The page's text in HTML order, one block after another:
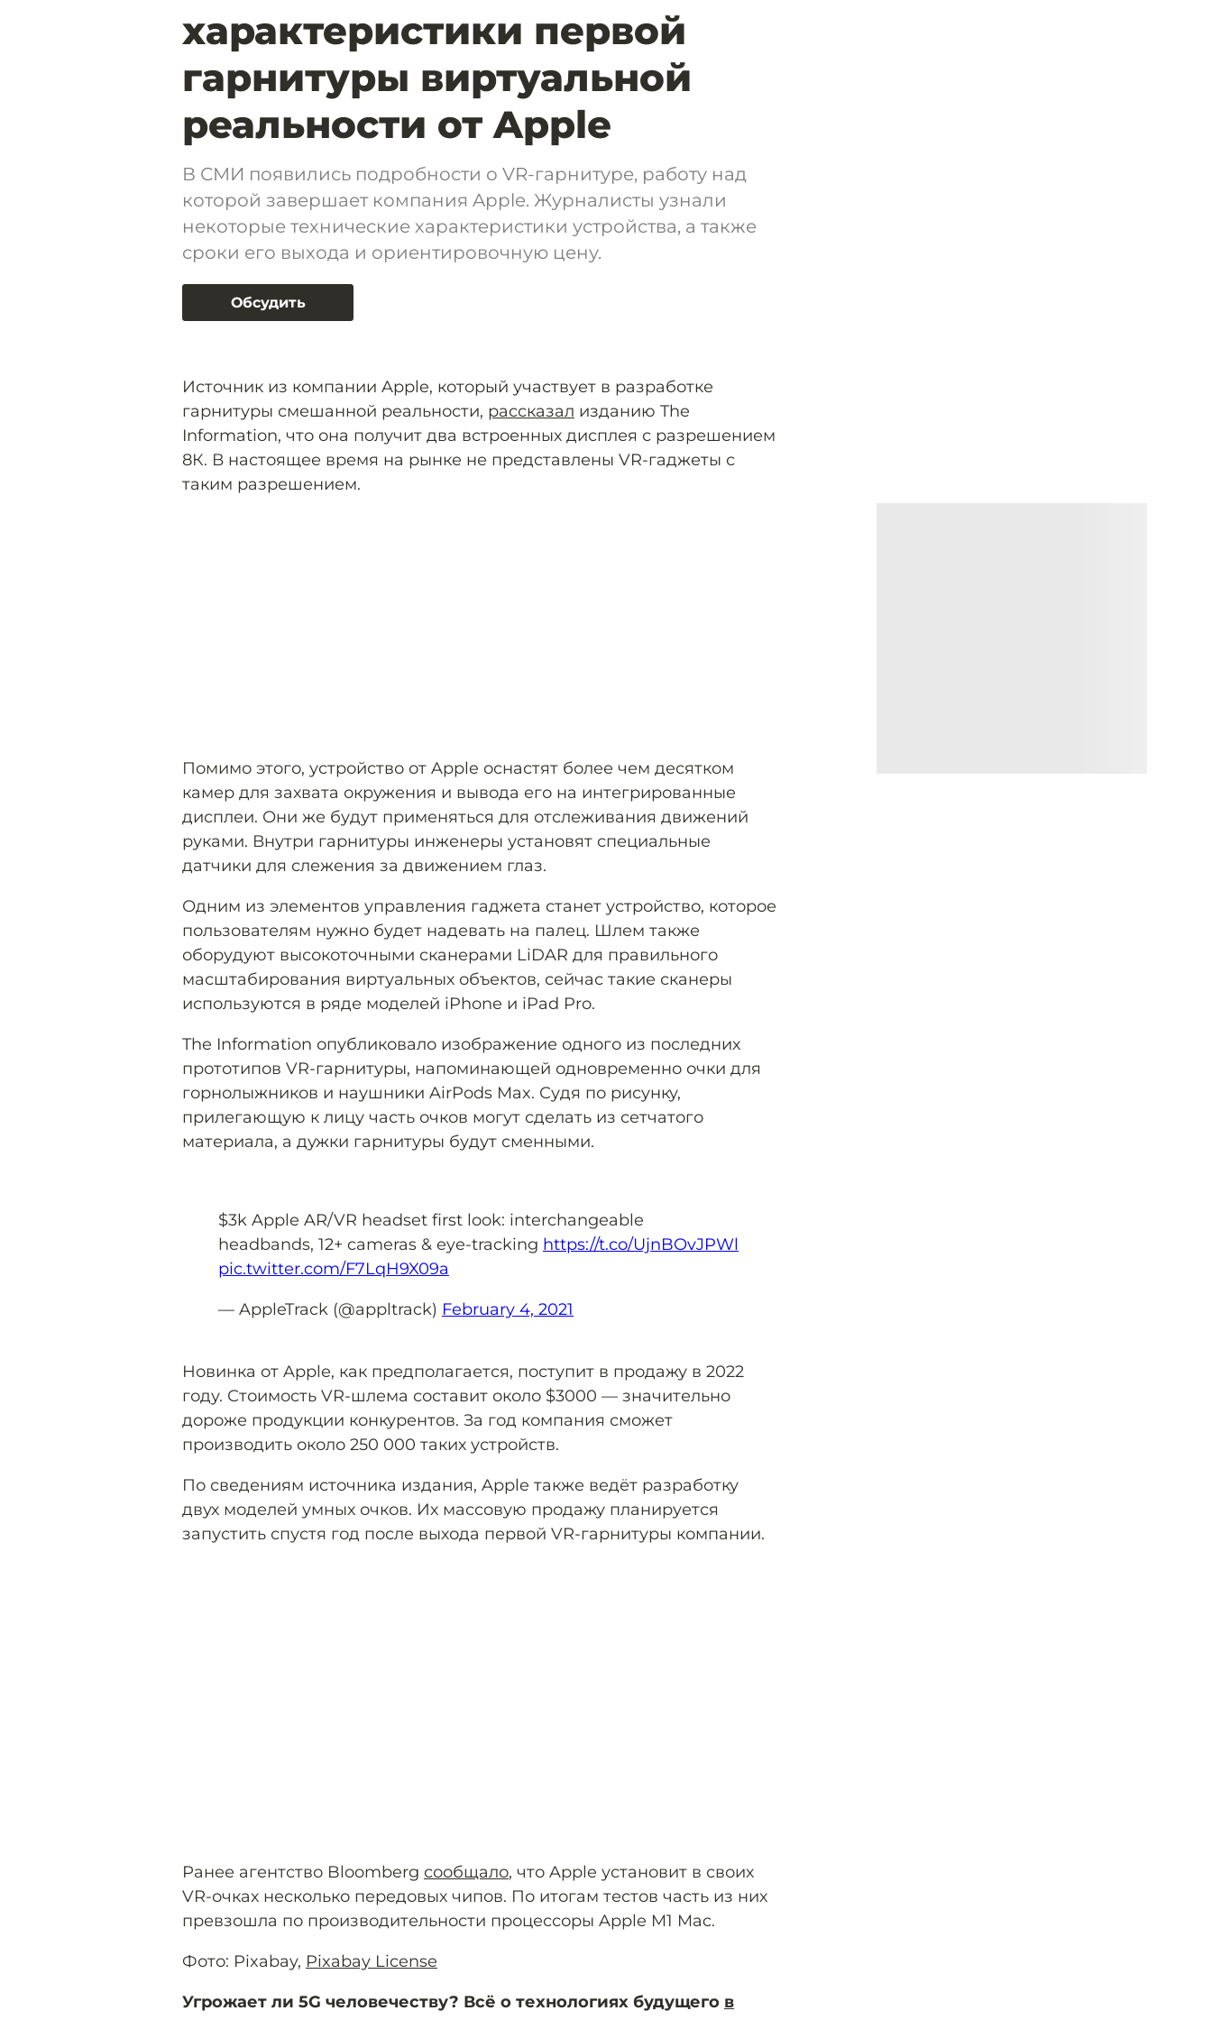
характеристики первой
гарнитуры виртуальной
реальности от Apple
В СМИ появились подробности о VR-гарнитуре, работу над
которой завершает компания Apple. Журналисты узнали
некоторые технические характеристики устройства, а также
сроки его выхода и ориентировочную цену.
Обсудить
Источник из компании Apple, который участвует в разработке
гарнитуры смешанной реальности, рассказал изданию The
Information, что она получит два встроенных дисплея с разрешением
8К. В настоящее время на рынке не представлены VR-гаджеты с
таким разрешением.
Помимо этого, устройство от Apple оснастят более чем десятком
камер для захвата окружения и вывода его на интегрированные
дисплеи. Они же будут применяться для отслеживания движений
руками. Внутри гарнитуры инженеры установят специальные
датчики для слежения за движением глаз.
Одним из элементов управления гаджета станет устройство, которое
пользователям нужно будет надевать на палец. Шлем также
оборудуют высокоточными сканерами LiDAR для правильного
масштабирования виртуальных объектов, сейчас такие сканеры
используются в ряде моделей iPhone и iPad Pro.
The Information опубликовало изображение одного из последних
прототипов VR-гарнитуры, напоминающей одновременно очки для
горнолыжников и наушники AirPods Max. Судя по рисунку,
прилегающую к лицу часть очков могут сделать из сетчатого
материала, а дужки гарнитуры будут сменными.
$3k Apple AR/VR headset first look: interchangeable
headbands, 12+ cameras & eye-tracking https://t.co/UjnBOvJPWl
pic.twitter.com/F7LqH9X09a
— AppleTrack (@appltrack) February 4, 2021
Новинка от Apple, как предполагается, поступит в продажу в 2022
году. Стоимость VR-шлема составит около $3000 — значительно
дороже продукции конкурентов. За год компания сможет
производить около 250 000 таких устройств.
По сведениям источника издания, Apple также ведёт разработку
двух моделей умных очков. Их массовую продажу планируется
запустить спустя год после выхода первой VR-гарнитуры компании.
Ранее агентство Bloomberg сообщало, что Apple установит в своих
VR-очках несколько передовых чипов. По итогам тестов часть из них
превзошла по производительности процессоры Apple M1 Mac.
Фото: Pixabay, Pixabay License
Угрожает ли 5G человечеству? Всё о технологиях будущего в